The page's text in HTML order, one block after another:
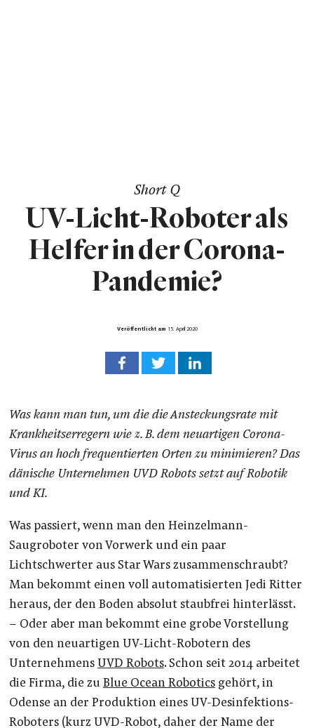
Short Q
UV-Licht-Roboter als
Helfer in der Corona-
Pandemie?
Veröffentlicht am 15. April 2020
Was kann man tun, um die die Ansteckungsrate mit
Krankheitserregern wie z. B. dem neuartigen Corona-
Virus an hoch frequentierten Orten zu minimieren? Das
dänische Unternehmen UVD Robots setzt auf Robotik
und KI.
Was passiert, wenn man den Heinzelmann-
Saugroboter von Vorwerk und ein paar
Lichtschwerter aus Star Wars zusammenschraubt?
Man bekommt einen voll automatisierten Jedi Ritter
heraus, der den Boden absolut staubfrei hinterlässt.
– Oder aber man bekommt eine grobe Vorstellung
von den neuartigen UV-Licht-Robotern des
Unternehmens UVD Robots. Schon seit 2014 arbeitet
die Firma, die zu Blue Ocean Roboticsgehört, in
Odense an der Produktion eines UV-Desinfektions-
Roboters (kurz UVD-Robot, daher der Name der